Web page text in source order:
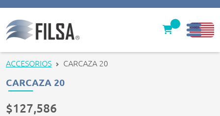
Inicio
Nuestras Soluciones
ACCESORIOS CARCAZA 20
CARCAZA 20
$127,586